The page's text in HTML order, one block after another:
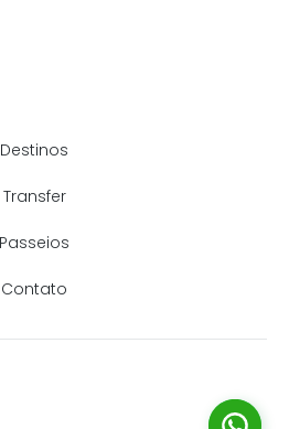
Destinos
Transfer
Passeios
Contato